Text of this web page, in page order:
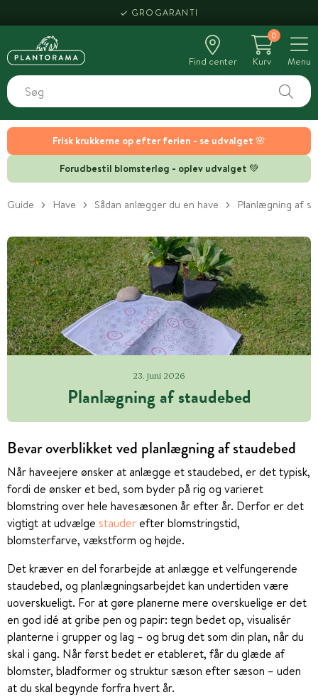
Frisk krukkerne op efter ferien - se udvalget 🌸
Forudbestil blomsterløg - oplev udvalget 💚
GROGARANTI
Find center
0
Kurv
Menu
Guide Have Sådan anlægger du en have Planlægning af
23. juni 2026
Planlægning af staudebed
Bevar overblikket ved planlægning af staudebed
Når haveejere ønsker at anlægge et staudebed, er det typisk,
fordi de ønsker et bed, som byder på rig og varieret
blomstring over hele havesæsonen år efter år. Derfor er det
vigtigt at udvælge stauderefter blomstringstid,
blomsterfarve, vækstform og højde.
Det kræver en del forarbejde at anlægge et velfungerende
staudebed, og planlægningsarbejdet kan undertiden være
uoverskueligt. For at gøre planerne mere overskuelige er det
en god idé at gribe pen og papir: tegn bedet op, visualisér
planterne i grupper og lag – og brug det som din plan, når du
skal i gang. Når først bedet er etableret, får du glæde af
blomster, bladformer og struktur sæson efter sæson – uden
at du skal begynde forfra hvert år.